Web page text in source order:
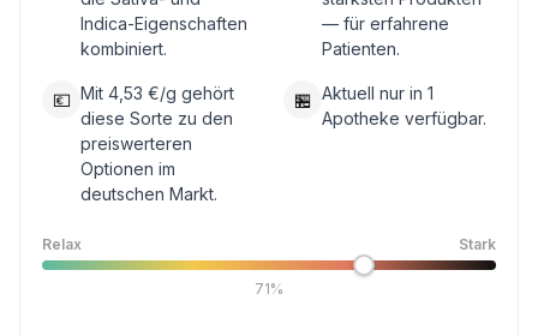
Indica-Eigenschaften
kombiniert.
— für erfahrene
Patienten.
💶 Mit 4,53 €/g gehört
diese Sorte zu den
preiswerteren
Optionen im
deutschen Markt.
🏪 Aktuell nur in 1
Apotheke verfügbar.
Relax Stark
71%